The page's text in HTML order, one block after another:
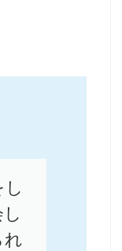
れ